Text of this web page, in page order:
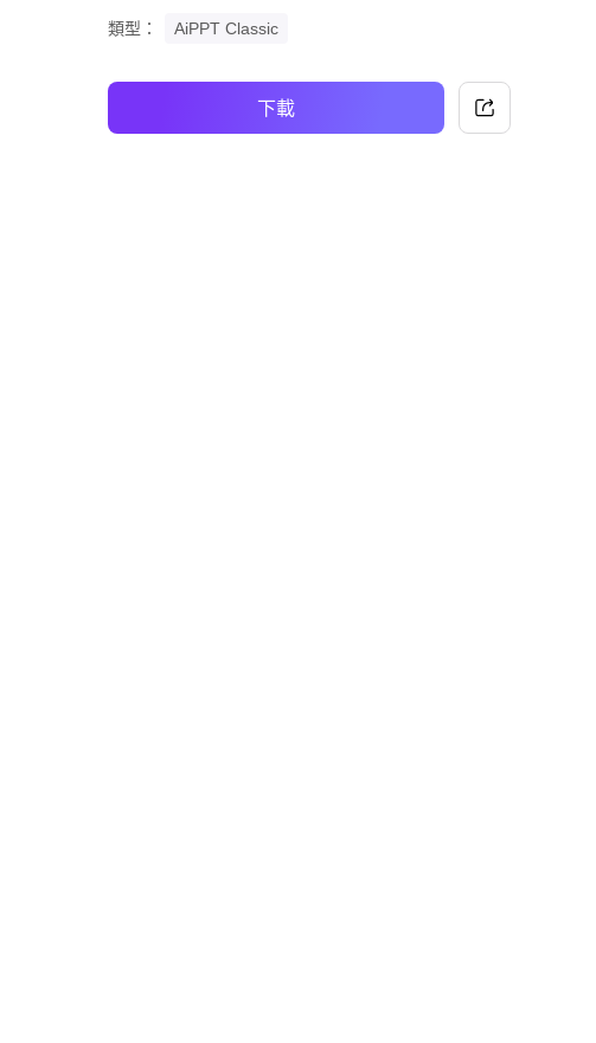
類型： AiPPT Classic
下載